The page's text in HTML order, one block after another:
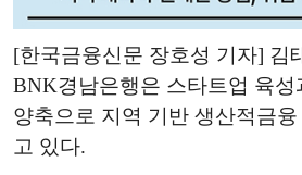
[한국금융신문 장호성 기자] 김
BNK경남은행은 스타트업 육성
양축으로 지역 기반 생산적금
고 있다.